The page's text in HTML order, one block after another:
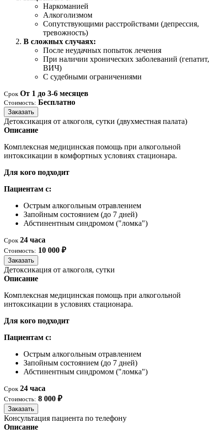
Наркоманией
Алкоголизмом
Сопутствующими расстройствами (депрессия,
тревожность)
В сложных случаях:
После неудачных попыток лечения
При наличии хронических заболеваний (гепатит,
ВИЧ)
С судебными ограничениями
Срок От 1 до 3-6 месяцев
Стоимость: Бесплатно
Заказать
Детоксикация от алкоголя, сутки (двухместная палата)
Описание
Комплексная медицинская помощь при алкогольной
интоксикации в комфортных условиях стационара.
Для кого подходит
Пациентам с:
Острым алкогольным отравлением
Запойным состоянием (до 7 дней)
Абстинентным синдромом ("ломка")
Срок 24 часа
Стоимость: 10 000 ₽
Заказать
Детоксикация от алкоголя, сутки
Описание
Комплексная медицинская помощь при алкогольной
интоксикации в условиях стационара.
Для кого подходит
Пациентам с:
Острым алкогольным отравлением
Запойным состоянием (до 7 дней)
Абстинентным синдромом ("ломка")
Срок 24 часа
Стоимость: 8 000 ₽
Заказать
Консультация пациента по телефону
Описание